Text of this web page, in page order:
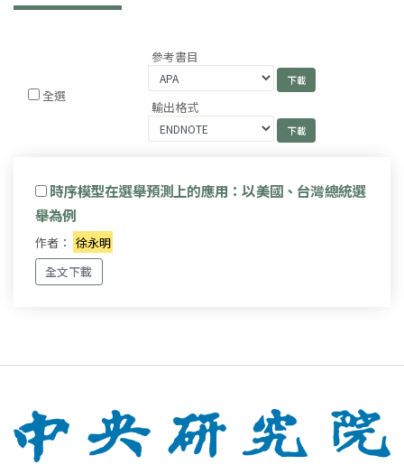
全選
參考書目
輸出格式
時序模型在選舉預測上的應用：以美國、台灣總統選
舉為例
作者： 徐永明
全文下載